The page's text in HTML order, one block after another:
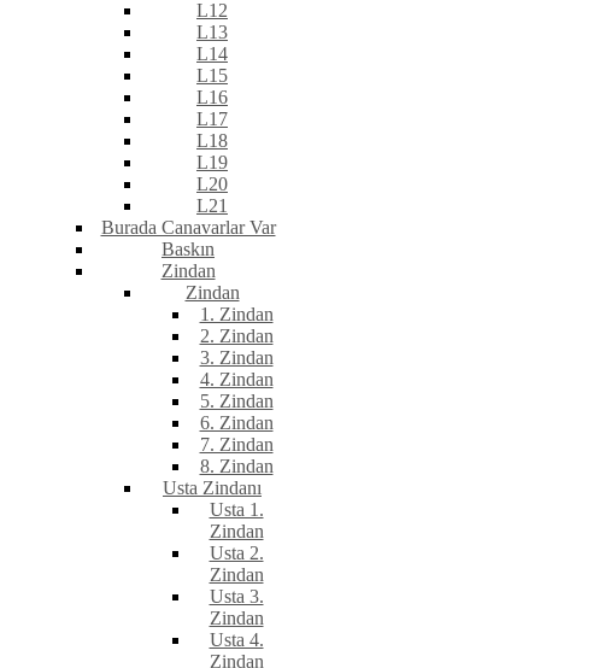
L12
L13
L14
L15
L16
L17
L18
L19
L20
L21
Burada Canavarlar Var
Baskın
Zindan
Zindan
1. Zindan
2. Zindan
3. Zindan
4. Zindan
5. Zindan
6. Zindan
7. Zindan
8. Zindan
Usta Zindanı
Usta 1.
Zindan
Usta 2.
Zindan
Usta 3.
Zindan
Usta 4.
Zindan